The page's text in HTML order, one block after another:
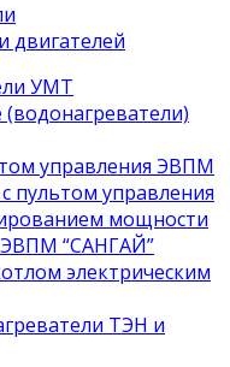
двигателей
УМТ
управления ЭВПМ
пультом управления
мощности
“САНГАЙ”
электрическим
ТЭН и